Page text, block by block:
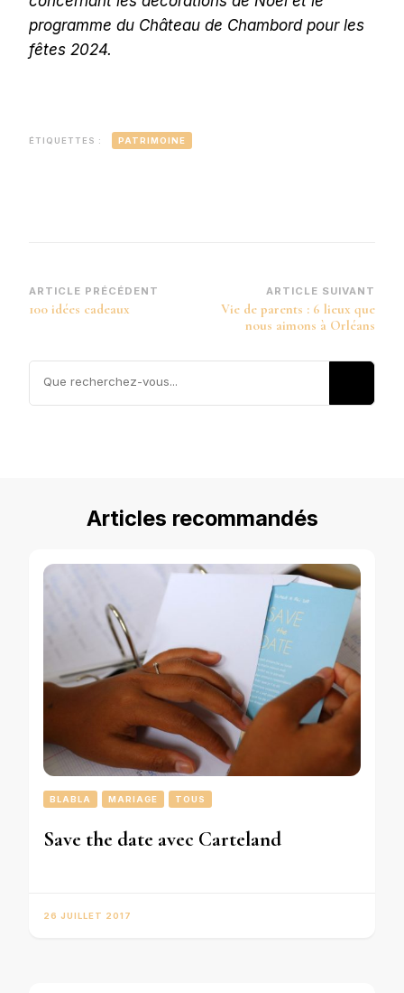
programme du Château de Chambord pour les
fêtes 2024.
ÉTIQUETTES : PATRIMOINE
Navigation
d’article
ARTICLE PRÉCÉDENT
100 idées cadeaux
ARTICLE SUIVANT
Vie de parents : 6 lieux que
nous aimons à Orléans
Articles recommandés
BLABLA MARIAGE TOUS
Save the date avec Carteland
26 JUILLET 2017